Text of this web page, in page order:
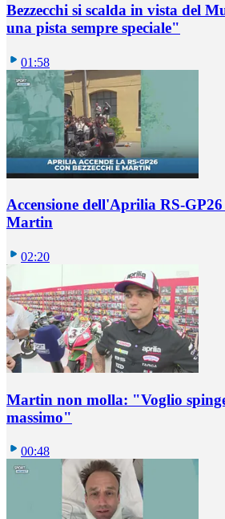
Bezzecchi si scalda in vista del
una pista sempre speciale"
01:58
Accensione dell'Aprilia RS-GP26
Martin
02:20
Martin non molla: "Voglio
massimo"
00:48